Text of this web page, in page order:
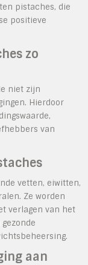
pistaches, die
positieve
zo
niet zijn
Hierdoor
van
vetten, eiwitten,
Ze worden
verlagen van het
aan